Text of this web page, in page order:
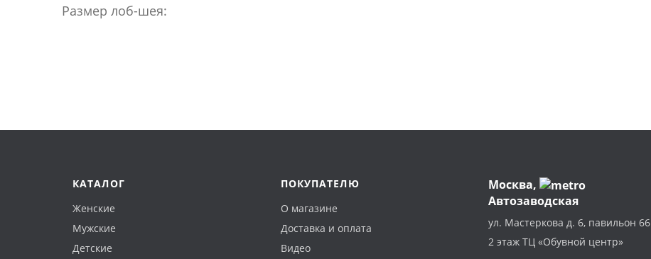
Размер лоб-шея:
КАТАЛОГ
Женские
Мужские
Детские
ПОКУПАТЕЛЮ
О магазине
Доставка и оплата
Видео
Москва,
Автозаводская
ул. Мастеркова д. 6, павильон 66
2 этаж ТЦ «Обувной центр»